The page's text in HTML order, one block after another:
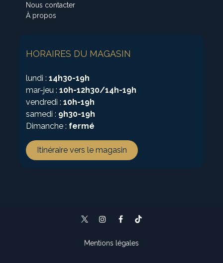
Nous contacter
À propos
HORAIRES DU MAGASIN
lundi :14h30-19h
mar-jeu :10h-12h30/14h-19h
vendredi :10h-19h
samedi : 9h30-19h
Dimanche : fermé
Itinéraire vers le magasin
Mentions légales